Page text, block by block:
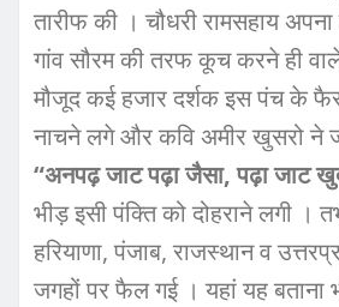
तारीफ की । चौधरी रामसहाय
गांव सौरम की तरफ कूच करने ही
मौजूद कई हजार दर्शक इस पंच के
नाचने लगे और कवि अमीर खुसरो ने
“अनपढ़ जाट पढ़ा जैसा, पढ़ा जाट
भीड़ इसी पंक्ति को दोहराने लगी ।
हरियाणा, पंजाब, राजस्थान व
जगहों पर फैल गई । यहां यह बताना